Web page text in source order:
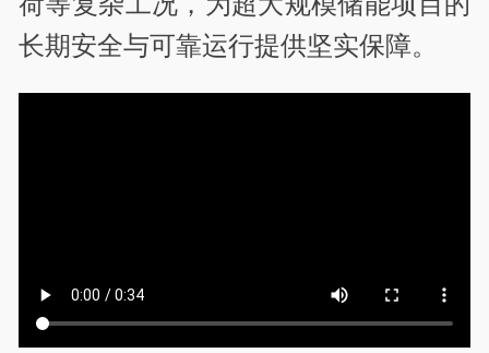
长期安全与可靠运行提供坚实保障。